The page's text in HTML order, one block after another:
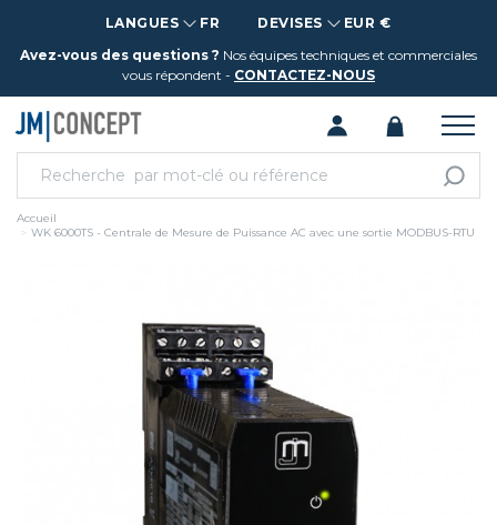
LANGUES FR DEVISES
EUR €
Avez-vous des questions ? Nos équipes techniques et commerciales
vous répondent - CONTACTEZ-NOUS
Accueil
WK 6000TS - Centrale de Mesure de Puissance AC avec une sortie MODBUS-RTU